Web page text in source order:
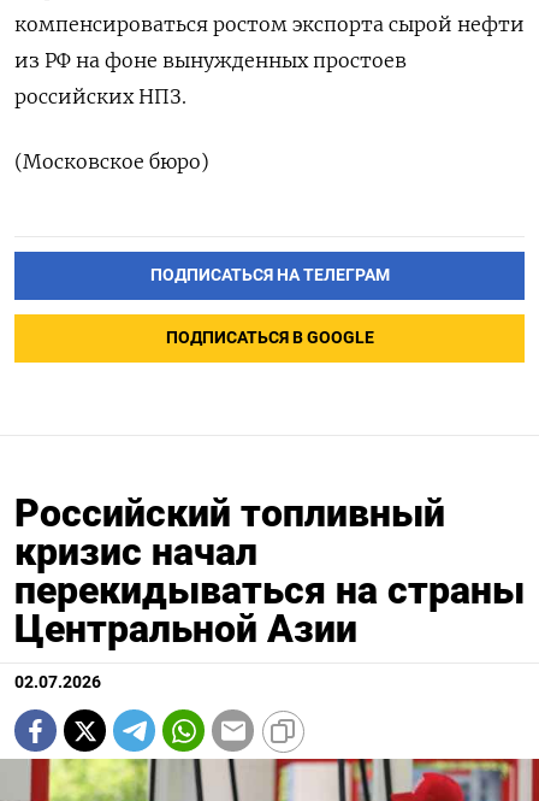
компенсироваться ростом ‌экспорта сырой нефти
из РФ на фоне вынужденных простоев
российских НПЗ.
(Московское бюро)
ПОДПИСАТЬСЯ НА ТЕЛЕГРАМ
ПОДПИСАТЬСЯ В GOOGLE
Российский топливный
кризис начал
перекидываться на страны
Центральной Азии
02.07.2026